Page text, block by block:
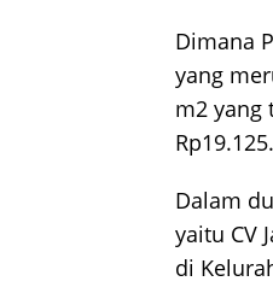
Dimana
yang
m2 yang
Dalam
yaitu CV
di